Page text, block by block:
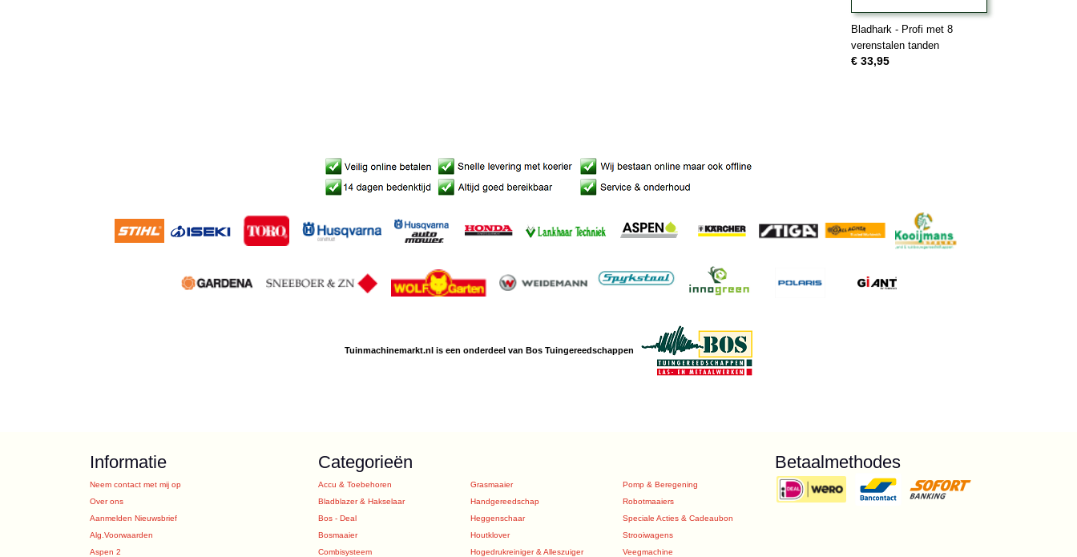
Bladhark - Profi met 8
verenstalen tanden
€ 33,95
Tuinmachinemarkt.nl is een onderdeel van Bos Tuingereedschappen
Informatie
Neem contact met mij op
Over ons
Aanmelden Nieuwsbrief
Alg.Voorwaarden
Aspen 2
Categorieën
Accu & Toebehoren
Bladblazer & Hakselaar
Bos - Deal
Bosmaaier
Combisysteem
Grasmaaier
Handgereedschap
Heggenschaar
Houtklover
Hogedrukreiniger & Alleszuiger
Pomp & Beregening
Robotmaaiers
Speciale Acties & Cadeaubon
Strooiwagens
Veegmachine
Betaalmethodes